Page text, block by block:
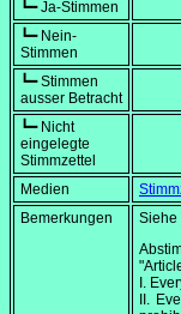
┗━ Ja-Stimmen
┗━ Nein-
Stimmen
┗━ Stimmen
ausser Betracht
┗━ Nicht
eingelegte
Stimmzettel
Medien
Bemerkungen
Siehe
I.
II.